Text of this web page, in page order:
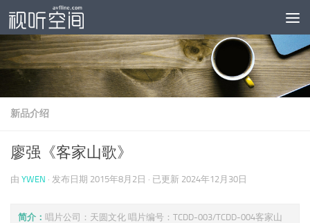
跳至内容
新品介绍
廖强《客家山歌》
由 YWEN · 发布日期 2015年8月2日 · 已更新 2024年12月30日
简介： 唱片公司：天圆文化 唱片编号：TCDD-003/TCDD-004客家山